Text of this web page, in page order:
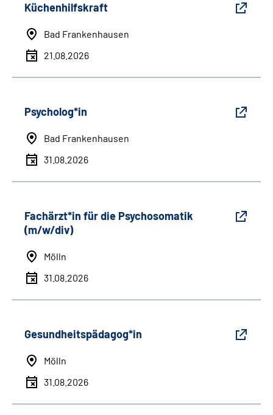
Küchenhilfskraft
Bad Frankenhausen
21.08.2026
Psycholog*in
Bad Frankenhausen
31.08.2026
Fachärzt*in für die Psychosomatik
(m/w/div)
Mölln
31.08.2026
Gesundheitspädagog*in
Mölln
31.08.2026